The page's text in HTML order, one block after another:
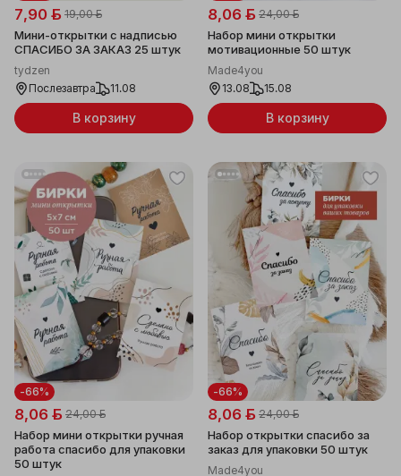
7,90 ƃ 19,00 ƃ
Мини-открытки с надписью
СПАСИБО ЗА ЗАКАЗ 25 штук
tydzen
Послезавтра
11.08
В корзину
8,06 ƃ 24,00 ƃ
Набор мини открытки
мотивационные 50 штук
Made4you
13.08
15.08
В корзину
-66%
8,06 ƃ 24,00 ƃ
Набор мини открытки ручная
работа спасибо для упаковки
50 штук
-66%
8,06 ƃ 24,00 ƃ
Набор открытки спасибо за
заказ для упаковки 50 штук
Made4you